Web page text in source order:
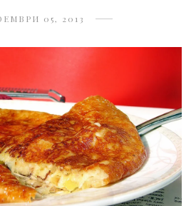
05, 2013